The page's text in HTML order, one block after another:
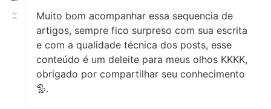
Muito bom acompanhar essa sequencia de
artigos, sempre fico surpreso com sua escrita
e com a qualidade técnica dos posts, esse
conteúdo é um deleite para meus olhos KKKK,
obrigado por compartilhar seu conhecimento
🦤.